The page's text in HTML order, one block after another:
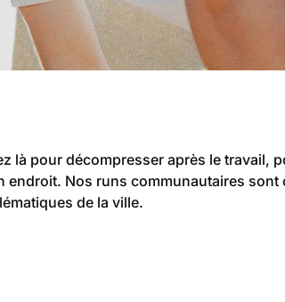
là pour décompresser après le travail,
Nos runs communautaires sont
de la ville.